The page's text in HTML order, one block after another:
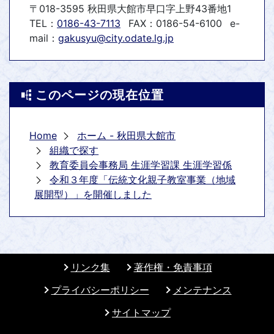
〒018-3595 秋田県大館市早口字上野43番地1
TEL： 0186-43-7113 FAX：0186-54-6100
e-
mail： gakusyu@city.odate.lg.jp
このページの現在位置
Home
ホーム - 秋田県大館市
組織で探す
教育委員会事務局 生涯学習課 生涯学習係
令和３年度「伝統文化親子教室事業（地域
展開型）」を開催しました
リンク集
著作権・免責事項
プライバシーポリシー
メンテナンス
サイトマップ